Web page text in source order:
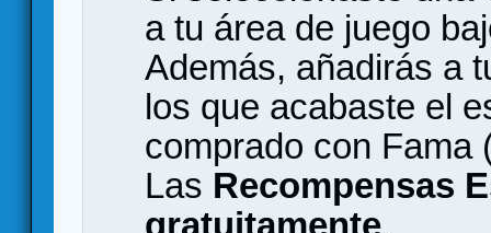
a tu área de juego
Además, añadirás a
los que acabaste el
comprado con
Las Recompensas
gratuitamente.